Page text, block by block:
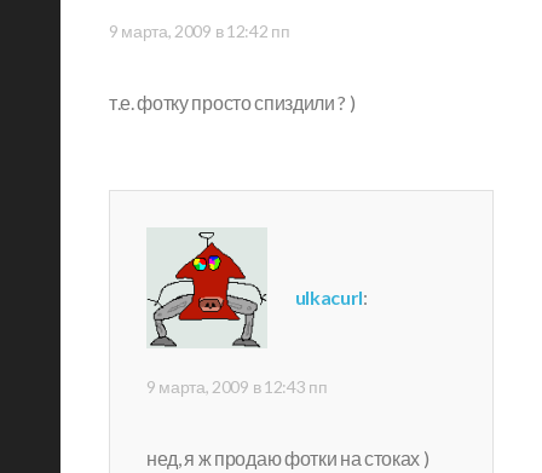
9 марта, 2009 в 12:42 пп
т.е. фотку просто спиздили ? )
ulkacurl:
9 марта, 2009 в 12:43 пп
нед, я ж продаю фотки на стоках )